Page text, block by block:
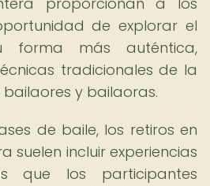
de explorar el
forma más auténtica,
tradicionales de la
y bailaoras.
de baile, los retiros en
suelen incluir experiencias
que los participantes